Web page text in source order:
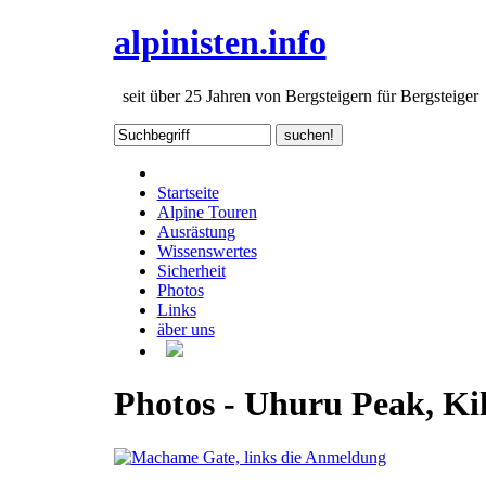
alpinisten.info
seit über 25 Jahren von Bergsteigern für Bergsteiger
Startseite
Alpine Touren
Ausrästung
Wissenswertes
Sicherheit
Photos
Links
äber uns
Photos - Uhuru Peak,